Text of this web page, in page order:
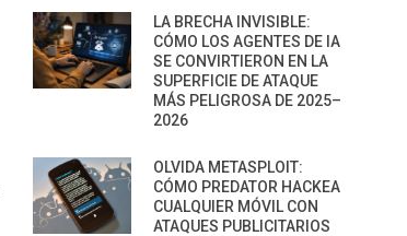
LA BRECHA INVISIBLE:
CÓMO LOS AGENTES DE IA
SE CONVIRTIERON EN LA
SUPERFICIE DE ATAQUE
MÁS PELIGROSA DE 2025–
2026
OLVIDA METASPLOIT:
CÓMO PREDATOR HACKEA
CUALQUIER MÓVIL CON
ATAQUES PUBLICITARIOS